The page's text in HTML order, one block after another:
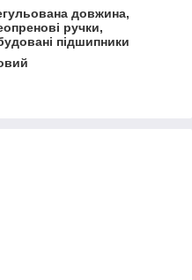
довжина,
ручки,
підшипники